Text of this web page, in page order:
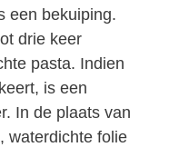
een bekuiping.
drie keer
pasta. Indien
is een
In de plaats van
waterdichte folie